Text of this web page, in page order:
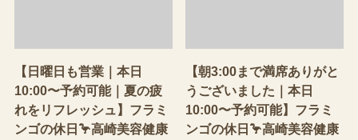
【日曜日も営業｜本日
10:00〜予約可能｜夏の疲
れをリフレッシュ】フラミ
ンゴの休日🦩高崎美容健康
【朝3:00まで満席ありがと
うございました｜本日
10:00〜予約可能】フラミ
ンゴの休日🦩高崎美容健康